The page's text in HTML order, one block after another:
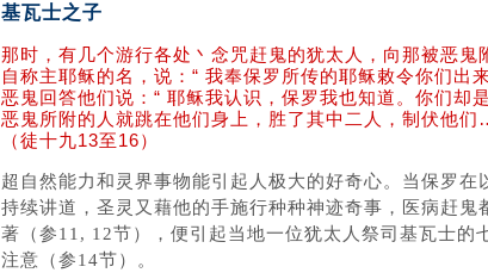
基瓦士之子
那时，有几个游行各处丶念咒赶鬼的犹太人，向那被恶鬼
自称主耶稣的名，说：“ 我奉保罗所传的耶稣敕令你们出
恶鬼回答他们说：“ 耶稣我认识，保罗我也知道。你们却
恶鬼所附的人就跳在他们身上，胜了其中二人，制伏他
（徒十九13至16）
超自然能力和灵界事物能引起人极大的好奇心。当保罗在
持续讲道，圣灵又藉他的手施行种种神迹奇事，医病赶鬼
著（参11, 12节），便引起当地一位犹太人祭司基瓦士的
注意（参14节）。